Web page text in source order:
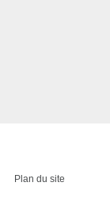
Plan du site